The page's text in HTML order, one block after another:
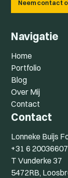
Neem contact
Navigatie
Home
Portfolio
Blog
Over Mij
Contact
Contact
Lonneke Buijs
+31 6 20036607
T Vunderke 37
5472RB,